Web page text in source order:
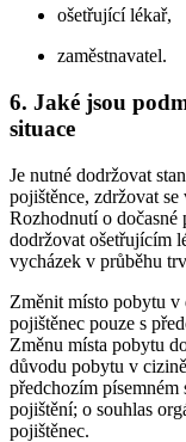
ošetřující lékař,
zaměstnavatel.
6. Jaké jsou
situace
Je nutné dodržovat
pojištěnce, zdržovat
Rozhodnutí o
dodržovat ošetřujícím
vycházek v průběhu
Změnit místo pobytu v
pojištěnec pouze s
Změnu místa pobytu
důvodu pobytu v
předchozím písemném
pojištění; o souhlas
pojištěnec.